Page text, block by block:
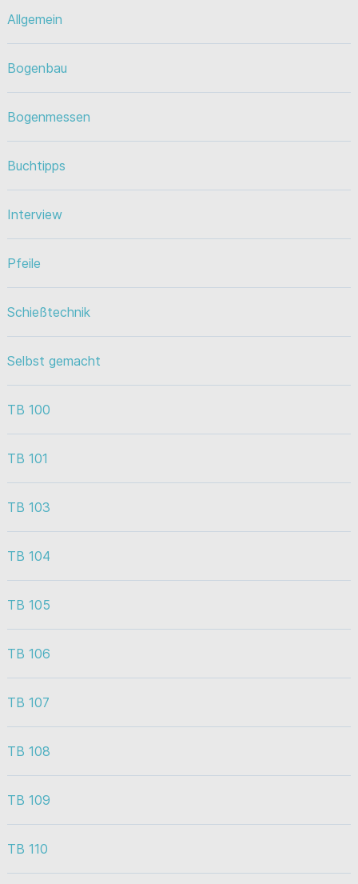
Allgemein
Bogenbau
Bogenmessen
Buchtipps
Interview
Pfeile
Schießtechnik
Selbst gemacht
TB 100
TB 101
TB 103
TB 104
TB 105
TB 106
TB 107
TB 108
TB 109
TB 110